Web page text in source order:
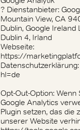
? Dienstanbieter:
Mountain View, CA
Dublin, Google
Dublin 4, Irland
Webseite:
https://
hl=de
Opt-Out-Option:
Google Analytics
Plugin setzen, das
unserer Website